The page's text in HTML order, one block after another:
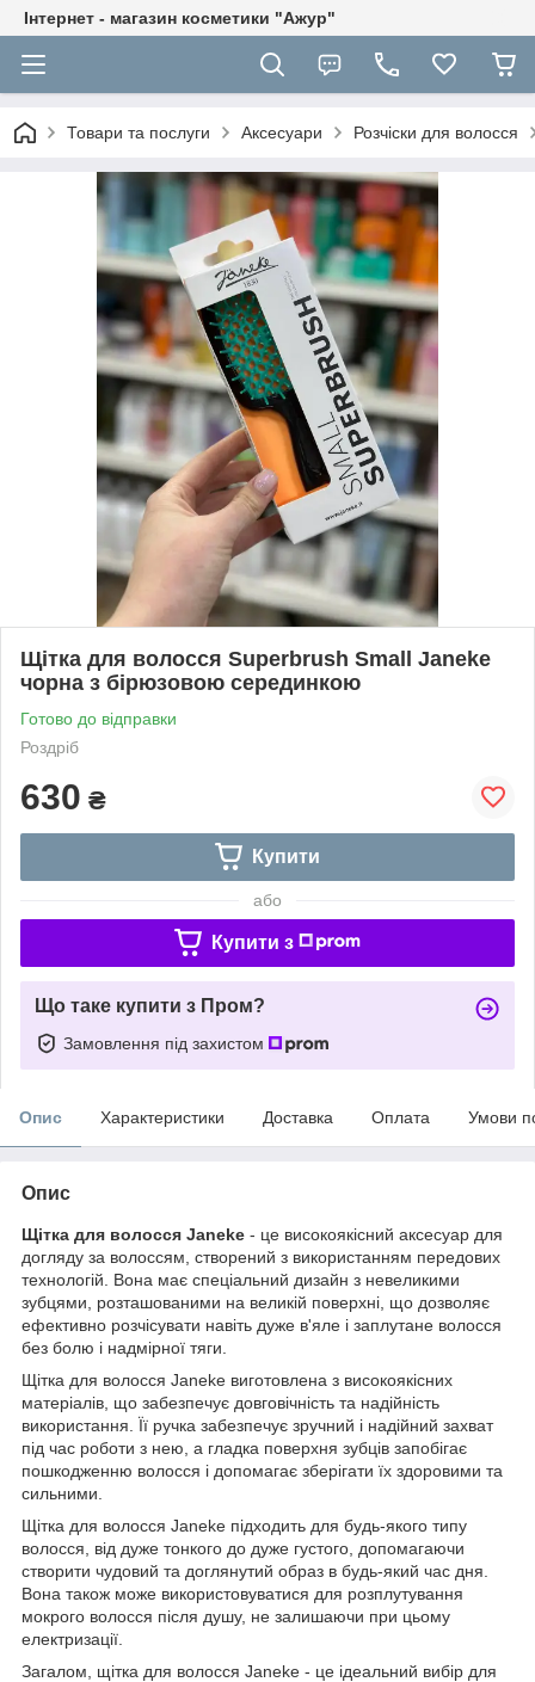
Інтернет - магазин косметики "Ажур"
Товари та послуги Аксесуари Розчіски для волосся
Щітка для волосся Superbrush Small Janeke
чорна з бірюзовою серединкою
Готово до відправки
Роздріб
630 ₴
Купити
або
Купити з
Що таке купити з Пром?
Замовлення під захистом
Опис Характеристики Доставка Оплата Умови
Опис
Щітка для волосся Janeke - це високоякісний аксесуар для
догляду за волоссям, створений з використанням передових
технологій. Вона має спеціальний дизайн з невеликими
зубцями, розташованими на великій поверхні, що дозволяє
ефективно розчісувати навіть дуже в'яле і заплутане волосся
без болю і надмірної тяги.
Щітка для волосся Janeke виготовлена з високоякісних
матеріалів, що забезпечує довговічність та надійність
використання. Її ручка забезпечує зручний і надійний захват
під час роботи з нею, а гладка поверхня зубців запобігає
пошкодженню волосся і допомагає зберігати їх здоровими та
сильними.
Щітка для волосся Janeke підходить для будь-якого типу
волосся, від дуже тонкого до дуже густого, допомагаючи
створити чудовий та доглянутий образ в будь-який час дня.
Вона також може використовуватися для розплутування
мокрого волосся після душу, не залишаючи при цьому
електризації.
Загалом, щітка для волосся Janeke - це ідеальний вибір для